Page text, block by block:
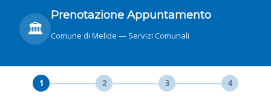
🏛️
Prenotazione Appuntamento
Comune di Melide — Servizi Comunali
1 2 3 4